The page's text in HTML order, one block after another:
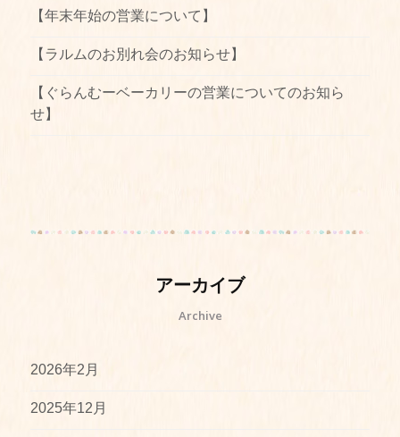
【年末年始の営業について】
【ラルムのお別れ会のお知らせ】
【ぐらんむーベーカリーの営業についてのお知ら
せ】
アーカイブ
Archive
2026年2月
2025年12月